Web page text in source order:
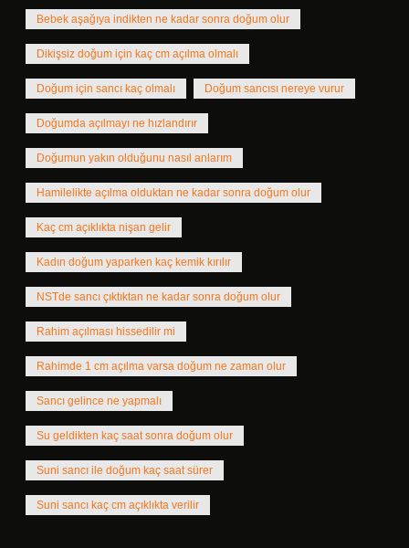
Bebek aşağıya indikten ne kadar sonra doğum olur
Dikişsiz doğum için kaç cm açılma olmalı
Doğum için sancı kaç olmalı Doğum sancısı nereye vurur
Doğumda açılmayı ne hızlandırır
Doğumun yakın olduğunu nasıl anlarım
Hamilelikte açılma olduktan ne kadar sonra doğum olur
Kaç cm açıklıkta nişan gelir
Kadın doğum yaparken kaç kemik kırılır
NSTde sancı çıktıktan ne kadar sonra doğum olur
Rahim açılması hissedilir mi
Rahimde 1 cm açılma varsa doğum ne zaman olur
Sancı gelince ne yapmalı
Su geldikten kaç saat sonra doğum olur
Suni sancı ile doğum kaç saat sürer
Suni sancı kaç cm açıklıkta verilir